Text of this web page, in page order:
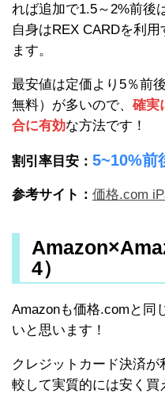
れば追加で1.5～2%前後
自身はREX CARDを利
ます。
最安値は定価より5％前
無料）が多いので、 確実
合に有効な方法です！
割引率目安： 5~10%前
参考サイト： 価格.com
4）
Amazonも価格.comと同
いと思います！
クレジットカード決済
較して実質的には安く買